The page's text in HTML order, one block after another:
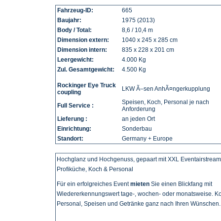
Fahrzeug-ID:
665
Baujahr:
1975 (2013)
Body / Total:
8,6 / 10,4 m
Dimension extern:
1040 x 245 x 285 cm
Dimension intern:
835 x 228 x 201 cm
Leergewicht:
4.000 Kg
Zul. Gesamtgewicht:
4.500 Kg
Rockinger Eye Truck
coupling
LKW Ã–sen AnhÃ¤ngerkupplung
Full Service :
Speisen, Koch, Personal je nach
Anforderung
Lieferung :
an jeden Ort
Einrichtung:
Sonderbau
Standort:
Germany + Europe
Hochglanz und Hochgenuss, gepaart mit XXL Eventairstream
Profiküche, Koch & Personal
Für ein erfolgreiches Eventmieten Sie einen Blickfang mit
Wiedererkennungswert tage-, wochen- oder monatsweise.
Personal, Speisen und Getränke ganz nach Ihren Wünschen.